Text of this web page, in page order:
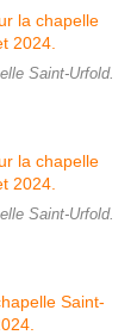
Saint-Urfold.
Saint-Urfold.